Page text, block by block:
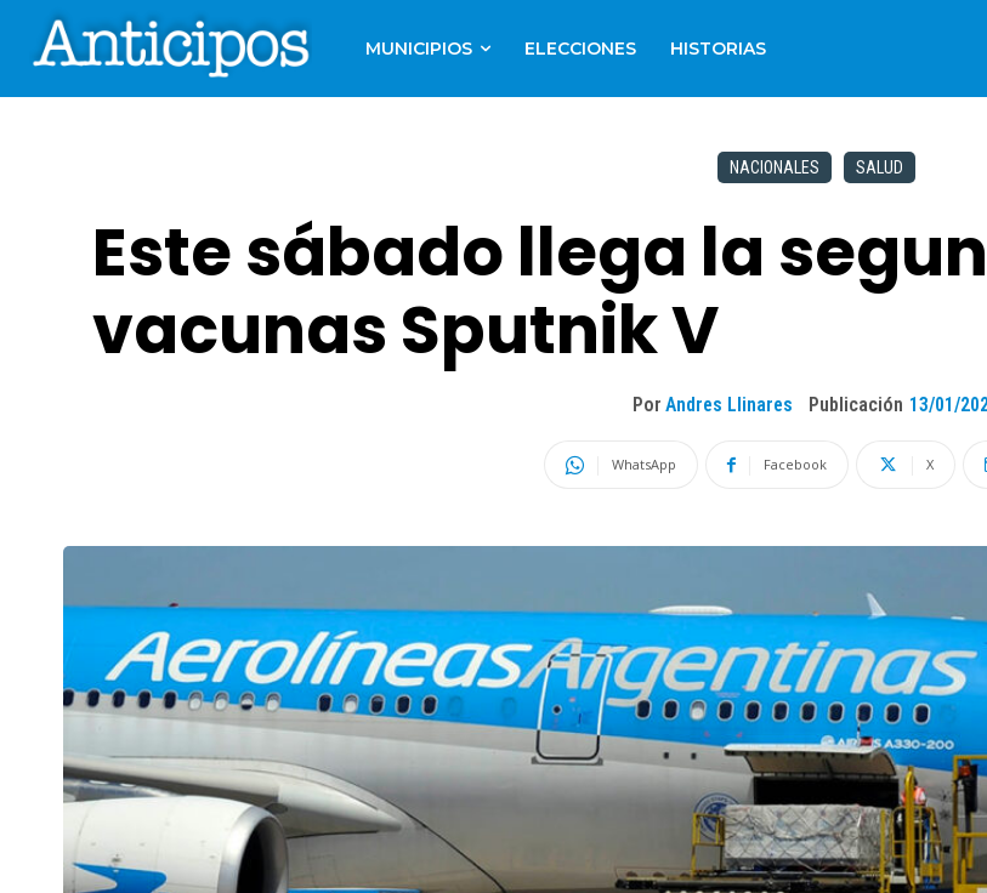
MUNICIPIOS ELECCIONES HISTORIAS
NACIONALES SALUD
Este sábado llega la
vacunas Sputnik V
Por Andres Llinares Publicación 13/01/
WhatsApp Facebook X